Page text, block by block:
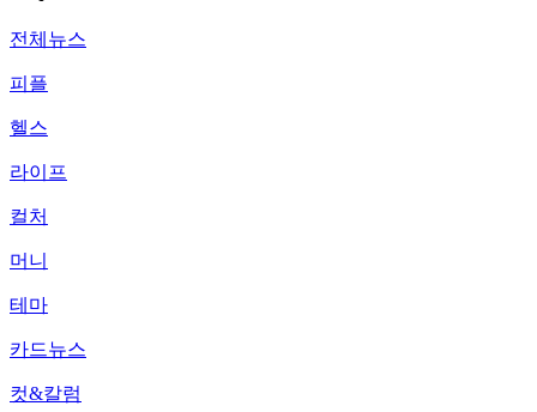
전체뉴스
피플
헬스
라이프
컬처
머니
테마
카드뉴스
컷&칼럼